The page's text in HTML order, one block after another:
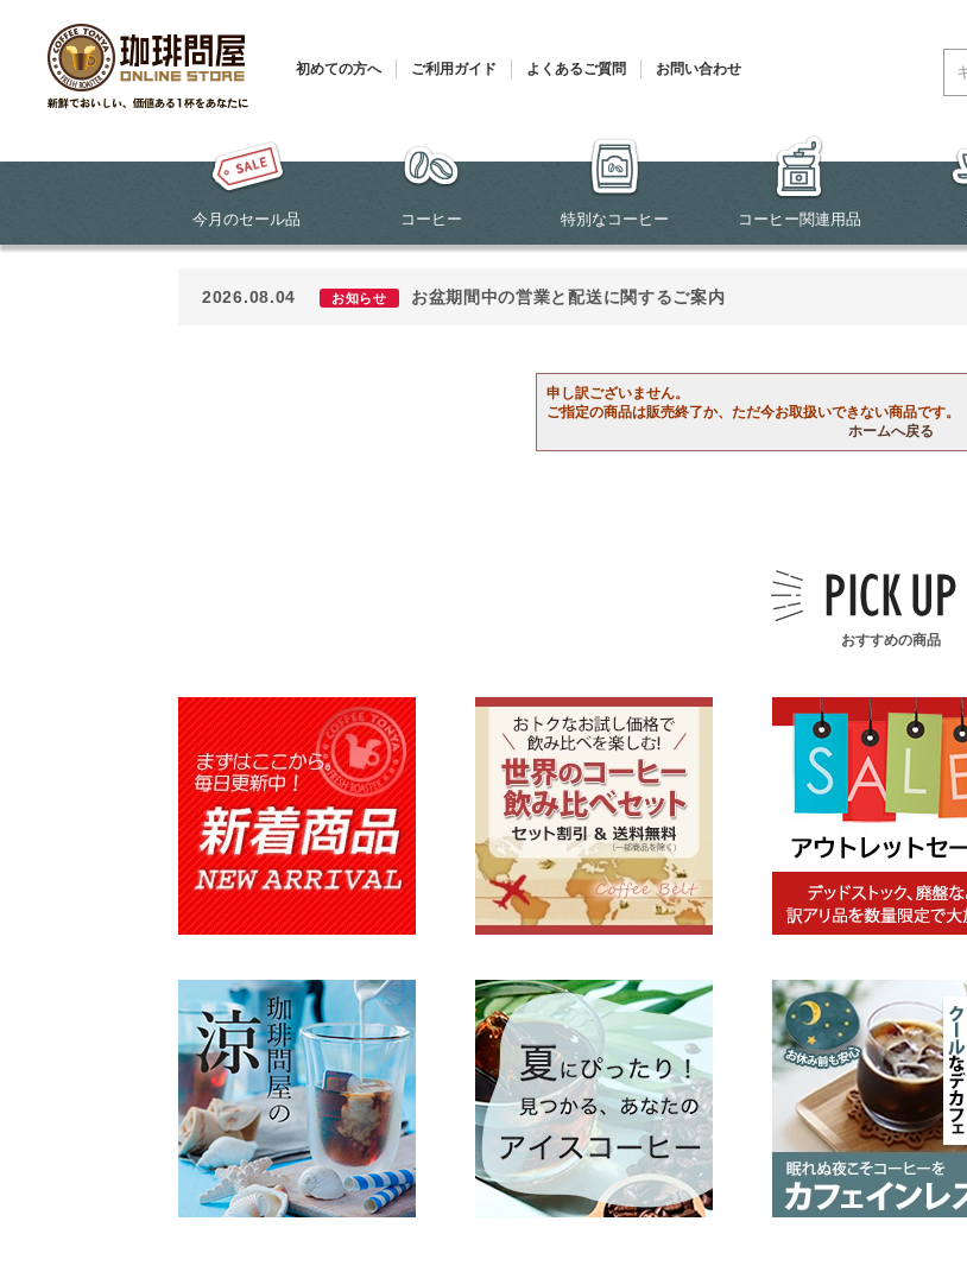
初めての方へ ご利用ガイド よくあるご質問
お問い合わせ
今月のセール品 コーヒー 特別なコーヒー コーヒー関連用品
2026.08.04 お知らせ お盆期間中の営業と配送に関するご案内
申し訳ございません。
ご指定の商品は販売終了か、ただ今お取扱いできない商品です。
ホームへ戻る
おすすめの商品